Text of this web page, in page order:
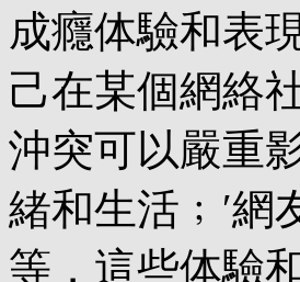
成癮体驗和表
己在某個網絡
沖突可以嚴重
緒和生活﹔′網
等．這些体驗